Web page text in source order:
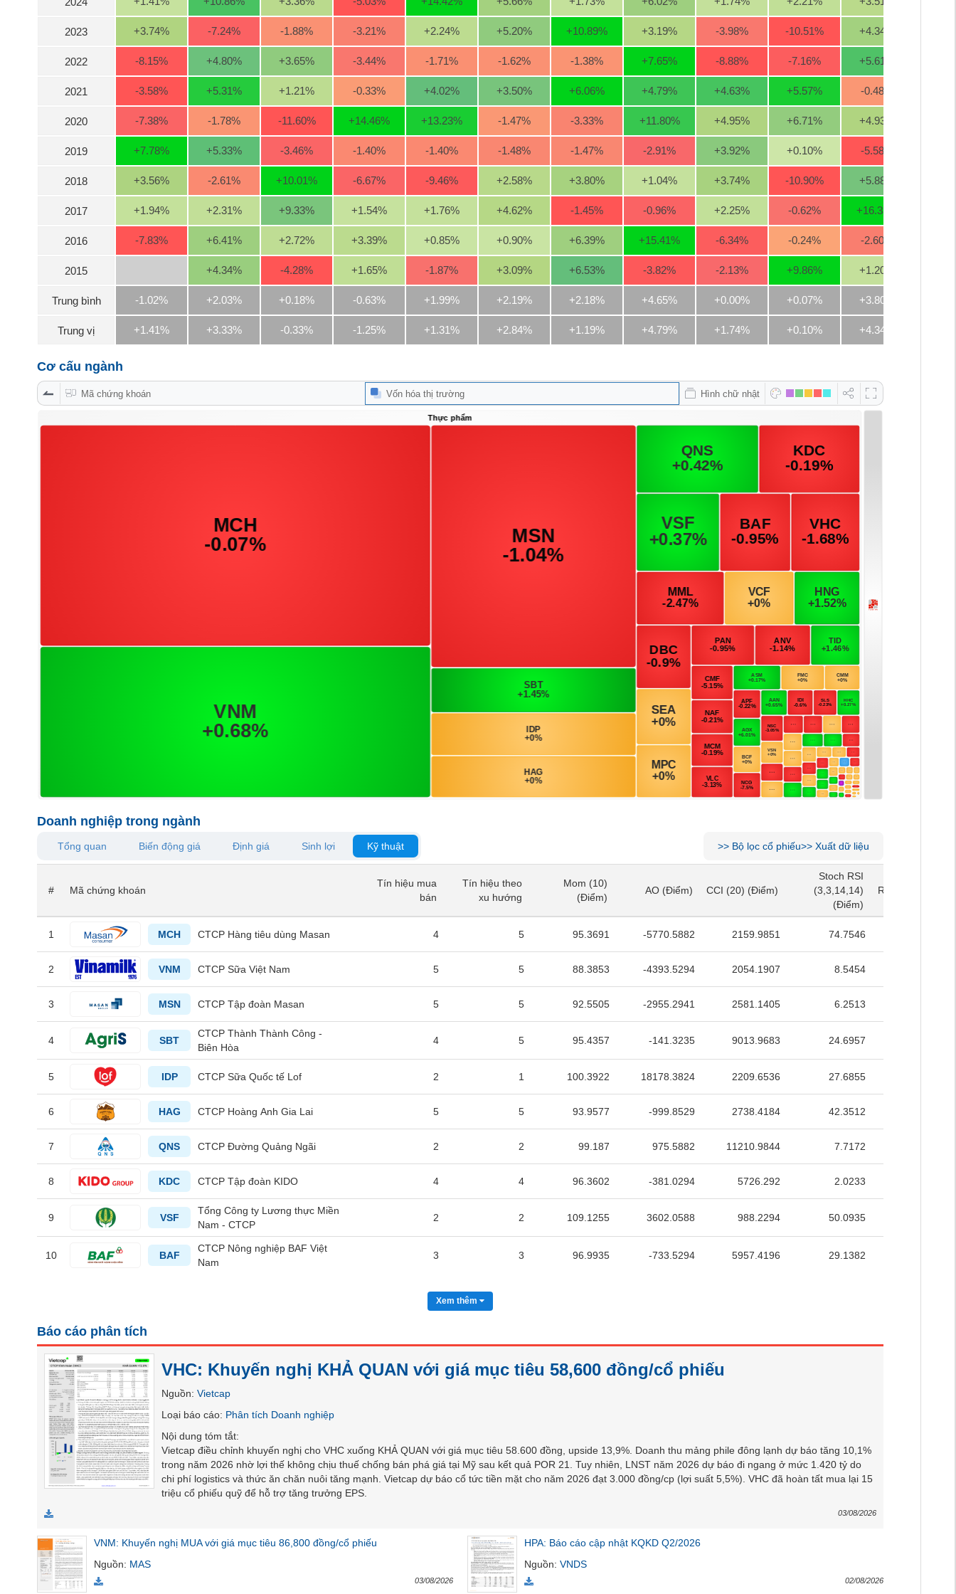
2023
2022
2021
2020
2019
2018
2017
2016
2015
Trung bình
Trung vị
+3.74% -7.24% -1.88% -3.21% +2.24% +5.20% +10.89% +3.19% -3.98% -10.51% +4.34
-8.15% +4.80% +3.65% -3.44% -1.71% -1.62% -1.38% +7.65% -8.88% -7.16% +5.61
-3.58% +5.31% +1.21% -0.33% +4.02% +3.50% +6.06% +4.79% +4.63% +5.57% -0.48
-7.38% -1.78% -11.60% +14.46% +13.23% -1.47% -3.33% +11.80% +4.95% +6.71% +4.93
+7.78% +5.33% -3.46% -1.40% -1.40% -1.48% -1.47% -2.91% +3.92% +0.10% -5.58
+3.56% -2.61% +10.01% -6.67% -9.46% +2.58% +3.80% +1.04% +3.74% -10.90% +5.88
+1.94% +2.31% +9.33% +1.54% +1.76% +4.62% -1.45% -0.96% +2.25% -0.62% +16.33
-7.83% +6.41% +2.72% +3.39% +0.85% +0.90% +6.39% +15.41% -6.34% -0.24% -2.60
+4.34% -4.28% +1.65% -1.87% +3.09% +6.53% -3.82% -2.13% +9.86% +1.20
-1.02% +2.03% +0.18% -0.63% +1.99% +2.19% +2.18% +4.65% +0.00% +0.07% +3.80%
+1.41% +3.33% -0.33% -1.25% +1.31% +2.84% +1.19% +4.79% +1.74% +0.10% +4.34%
Cơ cấu ngành
Mã chứng khoán Vốn hóa thị trường Hình chữ nhật
Doanh nghiệp trong ngành
Tổng quan Biến động giá Định giá Sinh lợi Kỹ thuật >> Bộ lọc cổ phiếu>> Xuất dữ liệu
Tín hiệu mua
bán
Tín hiệu theo
xu hướng
Mom (10)
(Điểm)
AO (Điểm) CCI (20) (Điểm)
Stoch RSI
(3,3,14,14)
(Điểm)
RSI (14)
# Mã chứng khoán
Tín hiệu mua
bán
Tín hiệu theo
xu hướng
Mom (10)
(Điểm)
AO (Điểm) CCI (20) (Điểm)
Stoch RSI
(3,3,14,14)
(Điểm)
RSI (14)
1 MCH CTCP Hàng tiêu dùng Masan 4 5 95.3691 -5770.5882 2159.9851 74.7546
2 VNM CTCP Sữa Việt Nam 5 5 88.3853 -4393.5294 2054.1907 8.5454
3 MSN CTCP Tập đoàn Masan 5 5 92.5505 -2955.2941 2581.1405 6.2513
4 SBT
CTCP Thành Thành Công -
Biên Hòa
4 5 95.4357 -141.3235 9013.9683 24.6957
5 IDP CTCP Sữa Quốc tế Lof 2 1 100.3922 18178.3824 2209.6536 27.6855
6 HAG CTCP Hoàng Anh Gia Lai 5 5 93.9577 -999.8529 2738.4184 42.3512
7 QNS CTCP Đường Quảng Ngãi 2 2 99.187 975.5882 11210.9844 7.7172
8 KDC CTCP Tập đoàn KIDO 4 4 96.3602 -381.0294 5726.292 2.0233
9 VSF
Tổng Công ty Lương thực Miền
Nam - CTCP
2 2 109.1255 3602.0588 988.2294 50.0935
10 BAF
CTCP Nông nghiệp BAF Việt
Nam
3 3 96.9935 -733.5294 5957.4196 29.1382
Xem thêm
Báo cáo phân tích
VHC: Khuyến nghị KHẢ QUAN với giá mục tiêu 58,600 đồng/cổ phiếu
Nguồn:Vietcap
Loại báo cáo: Phân tích Doanh nghiệp
Nội dung tóm tắt:
Vietcap điều chỉnh khuyến nghị cho VHC xuống KHẢ QUAN với giá mục tiêu 58.600 đồng, upside 13,9%. Doanh thu mảng phile đông lạnh dự báo tăng 10,1%
trong năm 2026 nhờ lợi thế không chịu thuế chống bán phá giá tại Mỹ sau kết quả POR 21. Tuy nhiên, LNST năm 2026 dự báo đi ngang ở mức 1.420 tỷ do
chi phí logistics và thức ăn chăn nuôi tăng mạnh. Vietcap dự báo cổ tức tiền mặt cho năm 2026 đạt 3.000 đồng/cp (lợi suất 5,5%). VHC đã hoàn tất mua lại 15
triệu cổ phiếu quỹ để hỗ trợ tăng trưởng EPS.
03/08/2026
VNM: Khuyến nghị MUA với giá mục tiêu 86,800 đồng/cổ phiếu
Nguồn: MAS
03/08/2026
HPA: Báo cáo cập nhật KQKD Q2/2026
Nguồn: VNDS
02/08/2026
DOANH
NGHIỆP
CÔNG
CỤ
TƯ
LIỆU
CÔNG
NGHIỆP
TIÊU
DÙNG
YẾU
TIÊU
THIẾT
YẾU
CHÍNH
CÔNG
NGHỆ
TIN
DỊCH